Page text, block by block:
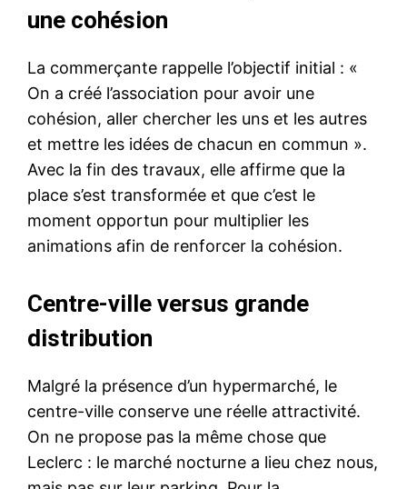
une cohésion
La commerçante rappelle l’objectif initial : «
On a créé l’association pour avoir une
cohésion, aller chercher les uns et les autres
et mettre les idées de chacun en commun ».
Avec la fin des travaux, elle affirme que la
place s’est transformée et que c’est le
moment opportun pour multiplier les
animations afin de renforcer la cohésion.
Centre-ville versus grande
distribution
Malgré la présence d’un hypermarché, le
centre-ville conserve une réelle attractivité.
On ne propose pas la même chose que
Leclerc : le marché nocturne a lieu chez nous,